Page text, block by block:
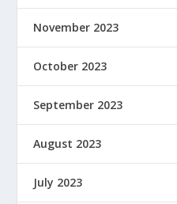
November 2023
October 2023
September 2023
August 2023
July 2023